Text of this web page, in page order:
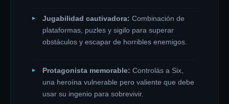
Jugabilidad cautivadora: Combinación de
plataformas, puzles y sigilo para superar
obstáculos y escapar de horribles enemigos.
Protagonista memorable: Controlás a Six,
una heroína vulnerable pero valiente que debe
usar su ingenio para sobrevivir.